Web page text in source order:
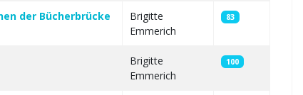
der Bücherbrücke
Brigitte
Emmerich
83
Brigitte
Emmerich
100